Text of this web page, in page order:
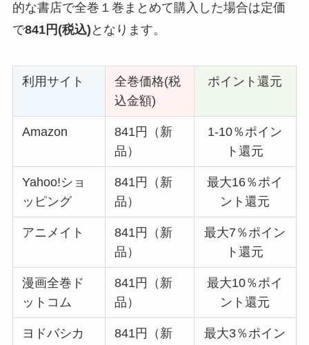
的な書店で全巻１巻まとめて購入した場合は定価
で841円(税込) となります。
利用サイト
全巻価格(税
込金額)
ポイント還元
Amazon
841円（新
品）
1-10％ポイン
ト還元
Yahoo!ショ
ッピング
841円（新
品）
最大16％ポイ
ント還元
アニメイト
841円（新
品）
最大7％ポイン
ト還元
漫画全巻ド
ットコム
841円（新
品）
最大10％ポイ
ント還元
ヨドバシカ
841円（新
最大3％ポイン